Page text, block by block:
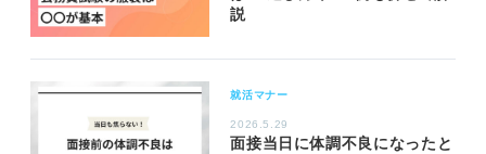
説
就活マナー
2026.5.29
面接当日に体調不良になったと